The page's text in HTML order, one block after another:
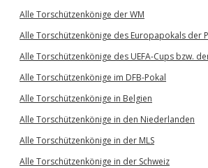
Alle Torschützenkönige der WM
Alle Torschützenkönige des Europapokals der
Alle Torschützenkönige des UEFA-Cups bzw.
Alle Torschützenkönige im DFB-Pokal
Alle Torschützenkönige in Belgien
Alle Torschützenkönige in den Niederlanden
Alle Torschützenkönige in der MLS
Alle Torschützenkönige in der Schweiz